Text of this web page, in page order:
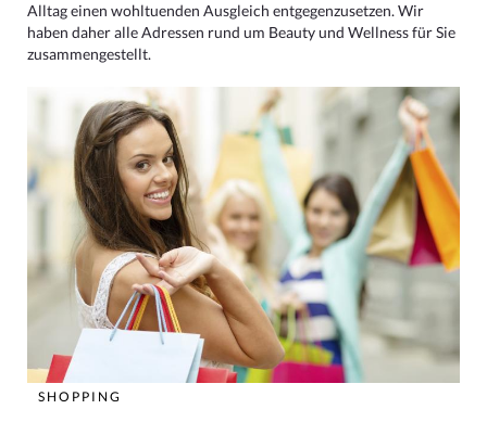
Alltag einen wohltuenden Ausgleich entgegenzusetzen. Wir
haben daher alle Adressen rund um Beauty und Wellness für Sie
zusammengestellt.
SHOPPING